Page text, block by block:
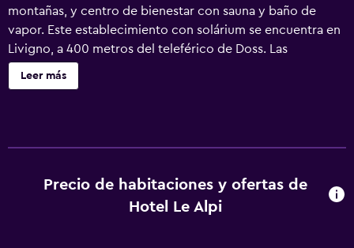
montañas, y centro de bienestar con sauna y baño de
vapor. Este establecimiento con solárium se encuentra en
Livigno, a 400 metros del teleférico de Doss. Las
habitaciones tienen TV, suelo de moqueta y mobiliario de
madera, y hay baño privado con ducha, artículos de aseo
zona de salón compartida, servicio de alquiler de esquíes,
y sala de juegos infantil con ping pong y futbolín. El
Leer más
Precio de habitaciones y ofertas de
Hotel Le Alpi